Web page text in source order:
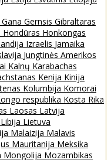
Gana Gernsis Gibraltaras
Hondūras Honkongas
Izraelis Jamaika
Jungtinės Amerikos
Kalnų Karabachas
Kenija Kinija
Kolumbija Komorai
respublika Kosta Rika
Laosas Latvija
Libija Lietuva
Malaizija Malavis
Mauritanija Meksika
Mongolija Mozambikas